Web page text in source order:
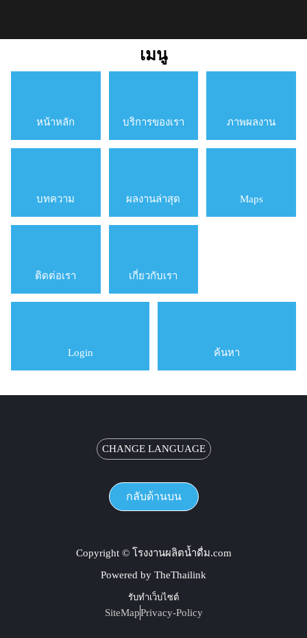
เมนู
หน้าหลัก บริการของเรา ภาพผลงาน
บทความ ผลงานล่าสุด Maps
ติดต่อเรา เกี่ยวกับเรา
Login ค้นหา
Copyright © โรงงานผลิตน้ำดื่ม.com
Powered by TheThailink
รับทำเว็บไซต์
SiteMapPrivacy-Policy
CHANGE LANGUAGE
กลับด้านบน